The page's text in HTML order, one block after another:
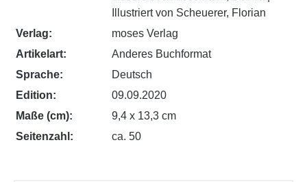
Illustriert von Scheuerer, Florian
Verlag:
moses Verlag
Artikelart:
Anderes Buchformat
Sprache:
Deutsch
Edition:
09.09.2020
Maße (cm):
9,4 x 13,3 cm
Seitenzahl:
ca. 50